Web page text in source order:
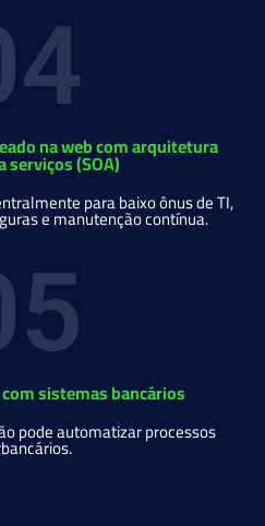
na web com arquitetura
serviços (SOA)
para baixo ônus de TI,
e manutenção contínua.
sistemas bancários
pode automatizar processos